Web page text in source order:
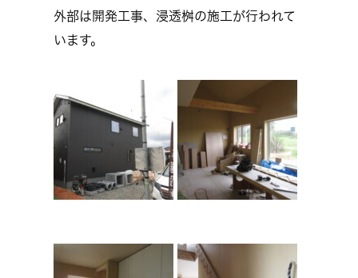
外部は開発工事、浸透桝の施工が行われて
います。